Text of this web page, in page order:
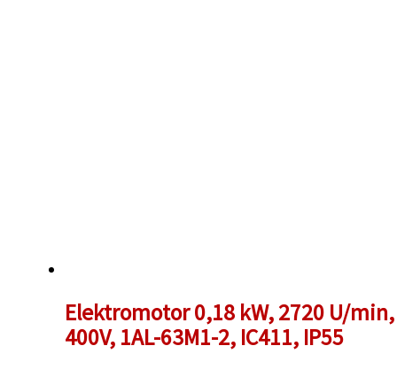
Elektromotor 0,18 kW, 2720 U/min,
400V, 1AL-63M1-2, IC411, IP55